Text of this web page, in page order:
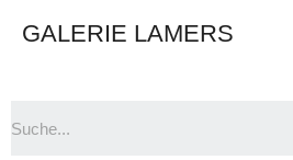
GALERIE LAMERS